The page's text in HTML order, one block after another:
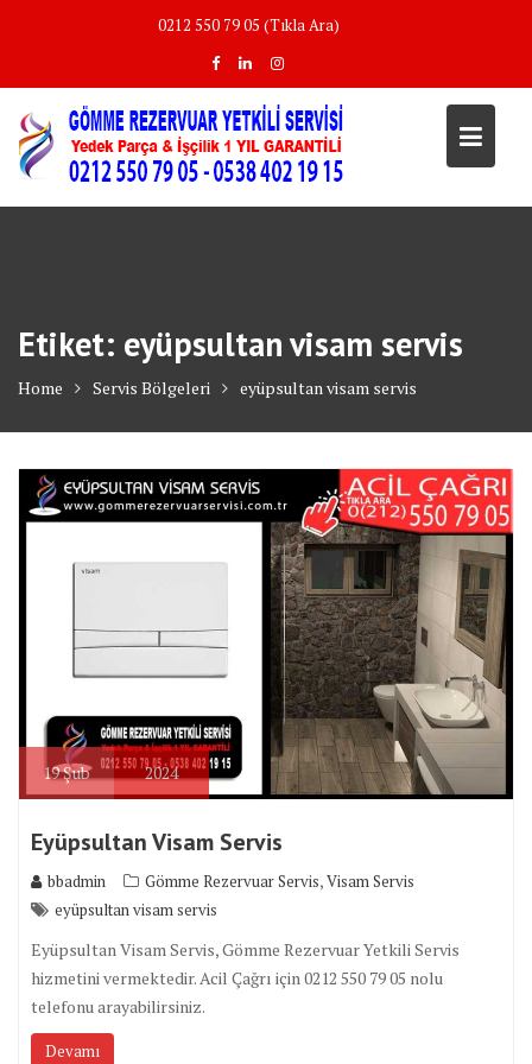
0212 550 79 05 (Tıkla Ara)
Etiket: eyüpsultan visam servis
Home Servis Bölgeleri eyüpsultan visam servis
19Şub 2024
Eyüpsultan Visam Servis
bbadmin Gömme Rezervuar Servis,Visam Servis
eyüpsultan visam servis
Eyüpsultan Visam Servis, Gömme Rezervuar Yetkili Servis
hizmetini vermektedir. Acil Çağrı için 0212 550 79 05 nolu
telefonu arayabilirsiniz.
Devamı